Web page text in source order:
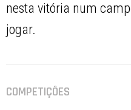
nesta vitória num
jogar.
COMPETIÇÕES